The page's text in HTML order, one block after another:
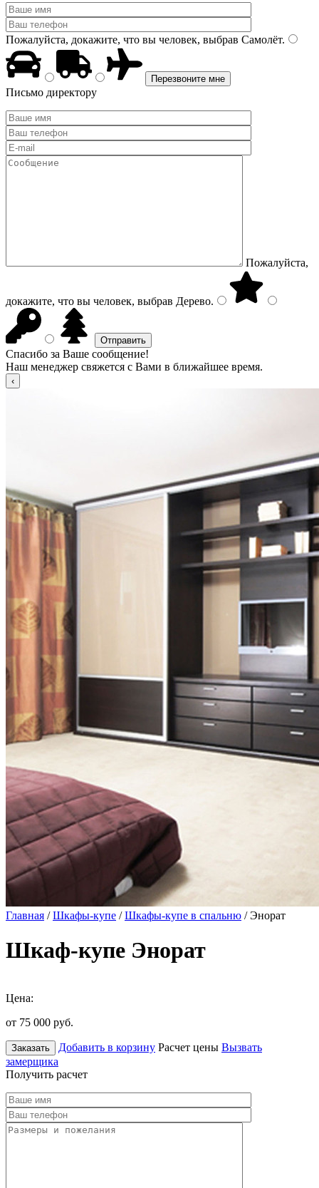
Пожалуйста, докажите, что вы человек, выбрав Самолёт.
Письмо директору
Пожалуйста,
докажите, что вы человек, выбрав Дерево.
Спасибо за Ваше сообщение!
Наш менеджер свяжется с Вами в ближайшее время.
Главная /Шкафы-купе /Шкафы-купе в спальню / Энорат
Шкаф-купе Энорат
Цена:
от 75 000 руб.
Заказать Добавить в корзину Расчет цены Вызвать
замерщика
Получить расчет